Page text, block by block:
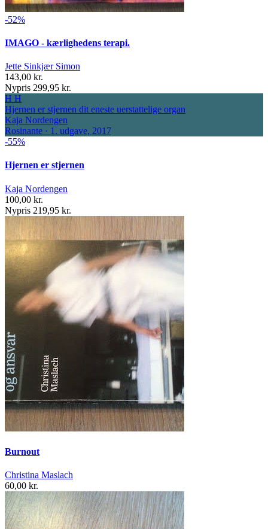
-52%
IMAGO - kærlighedens terapi.
Jette Sinkjær Simon
143,00 kr.
Nypris 299,95 kr.
H H
Hjernen er stjernen dit eneste uerstattelige organ
Kaja Nordengen
Rosinante · 1. udgave, 2017
-55%
Hjernen er stjernen
Kaja Nordengen
100,00 kr.
Nypris 219,95 kr.
Burnout
Christina Maslach
60,00 kr.